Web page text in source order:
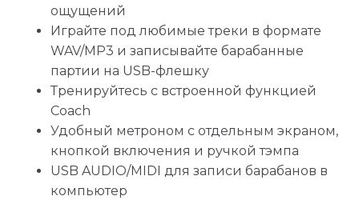
ощущений
Играйте под любимые треки в формате
WAV/MP3 и записывайте барабанные
партии на USB-флешку
Тренируйтесь с встроенной функцией
Coach
Удобный метроном с отдельным экраном,
кнопкой включения и ручкой тэмпа
USB AUDIO/MIDI для записи барабанов в
компьютер